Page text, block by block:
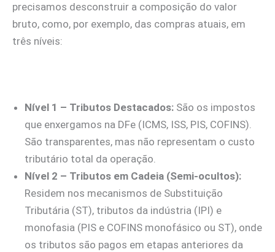
precisamos desconstruir a composição do valor
bruto, como, por exemplo, das compras atuais, em
três níveis:
Nível 1 – Tributos Destacados: São os impostos
que enxergamos na DFe (ICMS, ISS, PIS, COFINS).
São transparentes, mas não representam o custo
tributário total da operação.
Nível 2 – Tributos em Cadeia (Semi-ocultos):
Residem nos mecanismos de Substituição
Tributária (ST), tributos da indústria (IPI) e
monofasia (PIS e COFINS monofásico ou ST), onde
os tributos são pagos em etapas anteriores da